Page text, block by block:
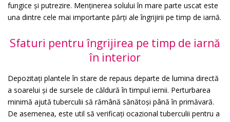
fungice și putrezire. Menținerea solului în mare parte uscat este
una dintre cele mai importante părți ale îngrijirii pe timp de iarnă.
Sfaturi pentru îngrijirea pe timp de iarnă
în interior
Depozitați plantele în stare de repaus departe de lumina directă
a soarelui și de sursele de căldură în timpul iernii. Perturbarea
minimă ajută tuberculii să rămână sănătoși până în primăvară.
De asemenea, este util să verificați ocazional tuberculii pentru a